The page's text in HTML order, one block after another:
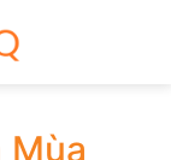
Mùa